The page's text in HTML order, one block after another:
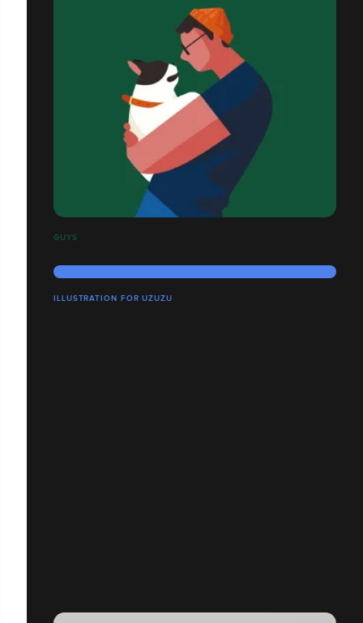
GUYS
ILLUSTRATION FOR UZUZU